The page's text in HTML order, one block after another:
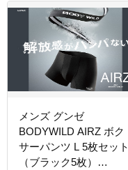
メンズ グンゼ
BODYWILD AIRZ ボク
サーパンツ L 5枚セット
（ブラック5枚）